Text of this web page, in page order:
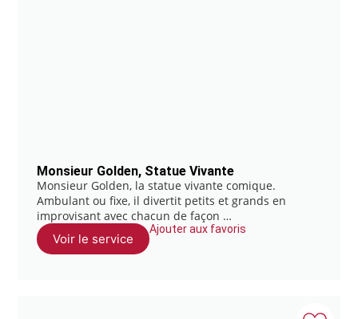
Monsieur Golden, Statue Vivante
Monsieur Golden, la statue vivante comique.
Ambulant ou fixe, il divertit petits et grands en
improvisant avec chacun de façon …
Voir le service
Ajouter aux favoris